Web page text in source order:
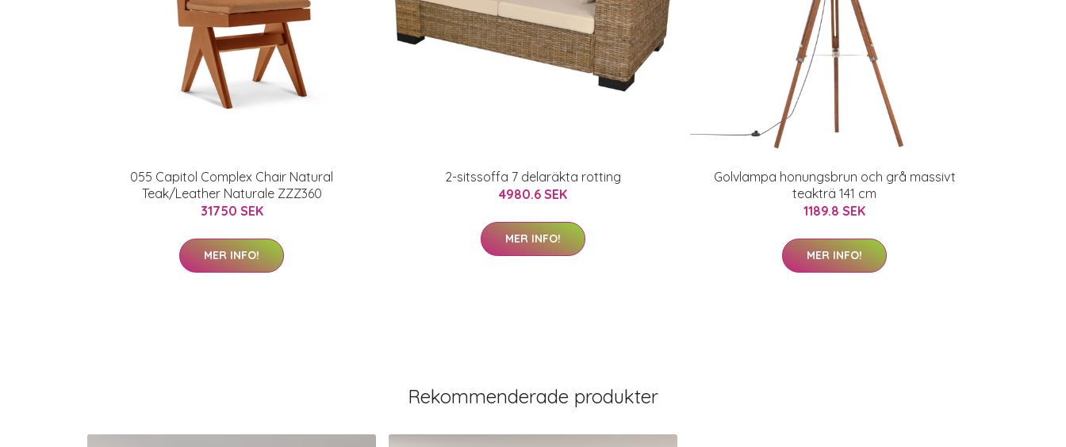
055 Capitol Complex Chair Natural
Teak/Leather Naturale ZZZ360
31750 SEK
MER INFO!
2-sitssoffa 7 delaräkta rotting
4980.6 SEK
MER INFO!
Golvlampa honungsbrun och grå massivt
teakträ 141 cm
1189.8 SEK
MER INFO!
Rekommenderade produkter